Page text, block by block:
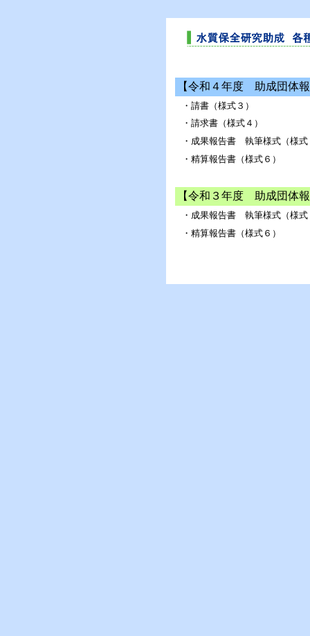
【令和４年度 助成団体
・請書（様式３）
・請求書（様式４）
・成果報告書 執筆様式（様式
・精算報告書（様式６）
【令和３年度 助成団体
・成果報告書 執筆様式（様式
・精算報告書（様式６）